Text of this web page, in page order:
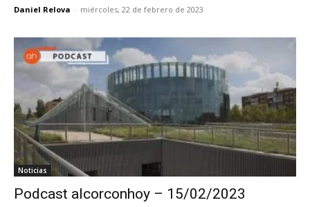
Daniel Relova - miércoles, 22 de febrero de 2023
Noticias
Podcast alcorconhoy – 15/02/2023